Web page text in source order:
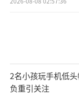
2名小孩玩手机低
负重引关注